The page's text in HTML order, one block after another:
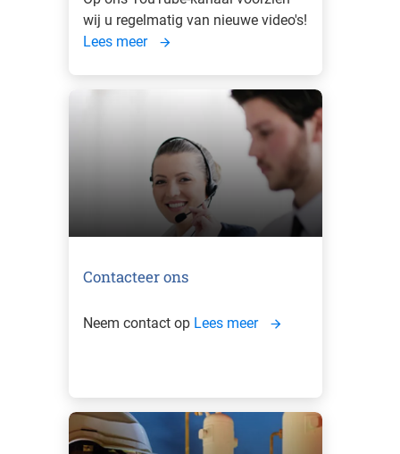
wij u regelmatig van nieuwe video's!
Lees meer
Contacteer ons
Neem contact op Lees meer